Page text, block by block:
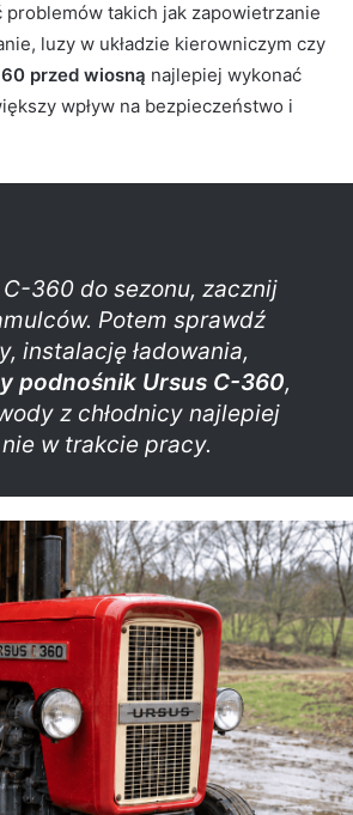
problemów takich jak zapowietrzanie
luzy w układzie kierowniczym czy
przed wiosną najlepiej wykonać
wpływ na bezpieczeństwo i
360 do sezonu, zacznij
Potem sprawdź
instalację ładowania,
podnośnik Ursus C-360,
z chłodnicy najlepiej
w trakcie pracy.